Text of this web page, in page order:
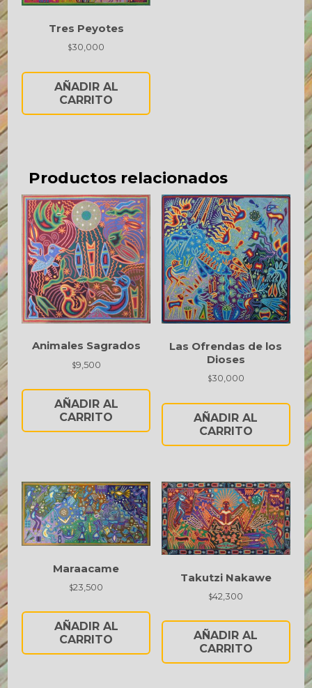
Tres Peyotes
$30,000
AÑADIR AL
CARRITO
Productos relacionados
Animales Sagrados
$9,500
AÑADIR AL
CARRITO
Las Ofrendas de los
Dioses
$30,000
AÑADIR AL
CARRITO
Maraacame
$23,500
AÑADIR AL
CARRITO
Takutzi Nakawe
$42,300
AÑADIR AL
CARRITO